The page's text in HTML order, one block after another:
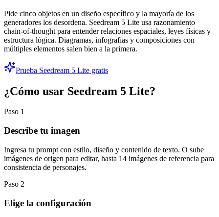
Pide cinco objetos en un diseño específico y la mayoría de los
generadores los desordena. Seedream 5 Lite usa razonamiento
chain-of-thought para entender relaciones espaciales, leyes físicas y
estructura lógica. Diagramas, infografías y composiciones con
múltiples elementos salen bien a la primera.
Prueba Seedream 5 Lite gratis
¿Cómo usar Seedream 5 Lite?
Paso 1
Describe tu imagen
Ingresa tu prompt con estilo, diseño y contenido de texto. O sube
imágenes de origen para editar, hasta 14 imágenes de referencia para
consistencia de personajes.
Paso 2
Elige la configuración